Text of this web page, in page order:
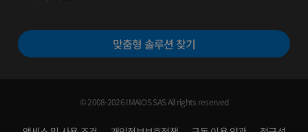
맞춤형 솔루션 찾기
© 2008-2026 IMAIOS SAS All rights reserved